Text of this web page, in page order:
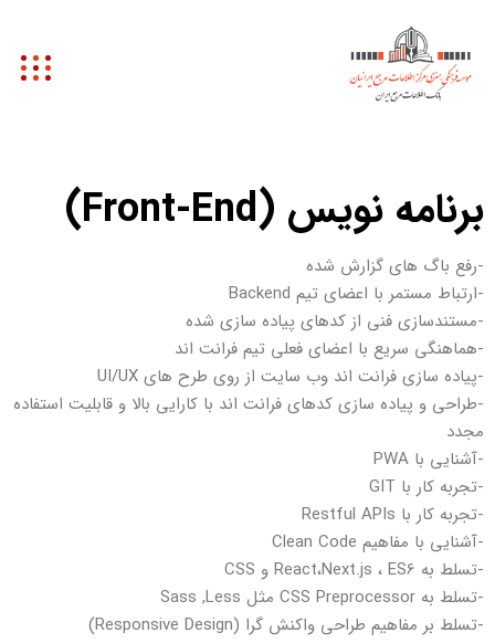
برنامه نویس (Front-End)​
-رفع باگ های گزارش شده
-ارتباط مستمر با اعضای تیم Backend
-مستندسازی فنی از کدهای پیاده سازی شده
-هماهنگی سریع با اعضای فعلی تیم فرانت اند
-پیاده سازی فرانت اند وب سایت از روی طرح های UI/UX
-طراحی و پیاده سازی کدهای فرانت اند با کارایی بالا و قابلیت استفاده
مجدد
-آشنایی با PWA
-تجربه کار با GIT
-تجربه کار با Restful APIs
-آشنایی با مفاهیم Clean Code
-تسلط به React،Next.js ، ES6 و CSS
-تسلط به CSS Preprocessor مثل Sass ,Less
-تسلط بر مفاهیم طراحی واکنش گرا (Responsive Design)